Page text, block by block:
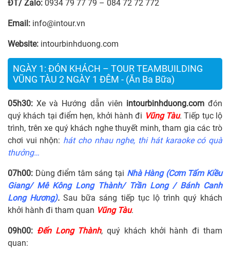
ĐT/ Zalo: 0934 79 77 79 – 084 72 72 772
Email: info@intour.vn
Website: intourbinhduong.com
NGÀY 1: ĐÓN KHÁCH – TOUR TEAMBUILDING
VŨNG TÀU 2 NGÀY 1 ĐÊM - (Ăn Ba Bữa)
05h30: Xe và Hướng dẫn viên intourbinhduong.comđón
quý khách tại điểm hẹn, khởi hành đi Vũng Tàu. Tiếp tục lộ
trình, trên xe quý khách nghe thuyết minh, tham gia các trò
chơi vui nhộn: hát cho nhau nghe, thi hát karaoke có quà
thưởng…
07h00: Dùng điểm tâm sáng tại Nhà Hàng (Cơm Tấm Kiều
Giang/ Mê Kông Long Thành/ Trần Long / Bánh Canh
Long Hương).Sau bữa sáng tiếp tục lộ trình quý khách
khởi hành đi tham quan Vũng Tàu.
09h00: Đến Long Thành, quý khách khởi hành đi tham
quan: